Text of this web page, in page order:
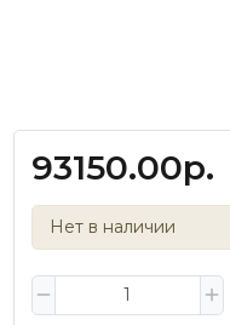
93150.00р.
Нет в наличии